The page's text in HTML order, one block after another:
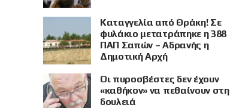
Καταγγελία από Θράκη! Σε
φυλάκιο μετατράπηκε η 388
ΠΑΠ Σαπών – Αδρανής η
Δημοτική Αρχή
Οι πυροσβέστες δεν έχουν
«καθήκον» να πεθαίνουν στη
δουλειά